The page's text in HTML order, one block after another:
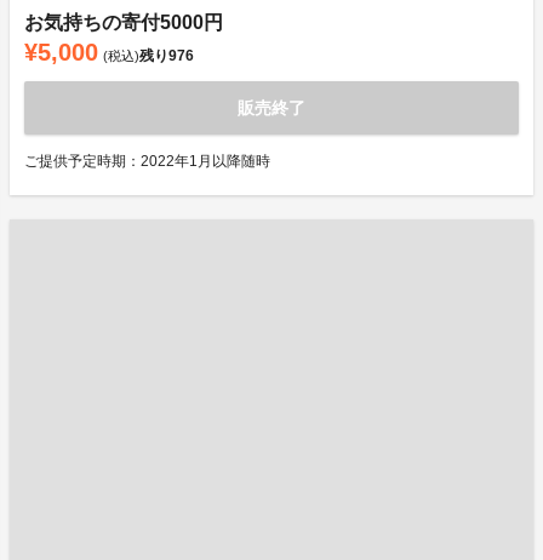
お気持ちの寄付5000円
¥5,000 (税込)残り976
販売終了
ご提供予定時期：2022年1月以降随時